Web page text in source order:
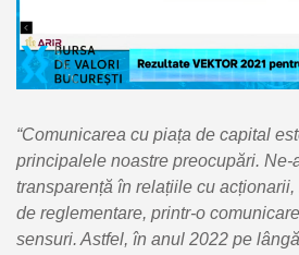
“Comunicarea cu piața de capital
principalele noastre preocupări. Ne-
transparență în relațiile cu
de reglementare, printr-o
sensuri. Astfel, în anul 2022 pe